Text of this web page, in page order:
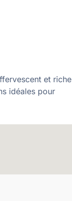
et riche
idéales pour